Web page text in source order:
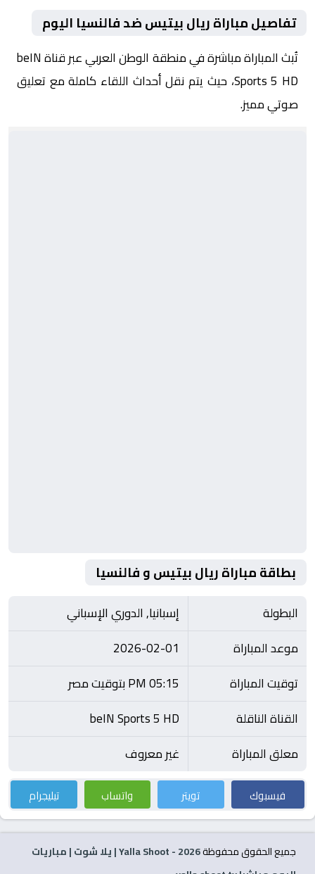
تفاصيل مباراة ريال بيتيس ضد فالنسيا اليوم
تُبث المباراة مباشرة في منطقة الوطن العربي عبر قناة beIN
Sports 5 HD، حيث يتم نقل أحداث اللقاء كاملة مع تعليق
صوتي مميز.
بطاقة مباراة ريال بيتيس و فالنسيا
البطولة
إسبانيا, الدوري الإسباني
موعد المباراة
2026-02-01
توقيت المباراة
05:15 PM بتوقيت مصر
القناة الناقلة
beIN Sports 5 HD
معلق المباراة
غير معروف
فيسبوك تويتر واتساب تيليجرام
جميع الحقوق محفوظة2026
- Yalla Shoot | يلا شوت | مباريات